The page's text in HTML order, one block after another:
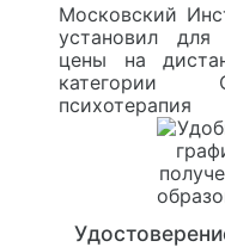
Московский
установил для
цены на
категории
психотерапия